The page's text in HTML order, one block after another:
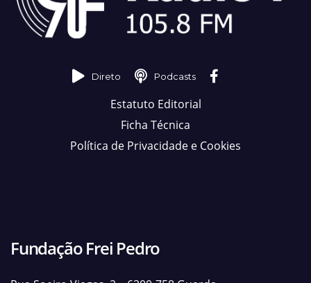
Direto Podcasts
Estatuto Editorial
Ficha Técnica
Política de Privacidade e Cookies
Fundação Frei Pedro